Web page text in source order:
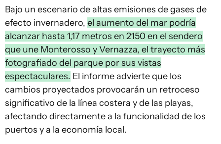
Bajo un escenario de altas emisiones de gases de
efecto invernadero, el aumento del mar podría
alcanzar hasta 1,17 metros en 2150 en el sendero
que une Monterosso y Vernazza, el trayecto más
fotografiado del parque por sus vistas
espectaculares. El informe advierte que los
cambios proyectados provocarán un retroceso
significativo de la línea costera y de las playas,
afectando directamente a la funcionalidad de los
puertos y a la economía local.